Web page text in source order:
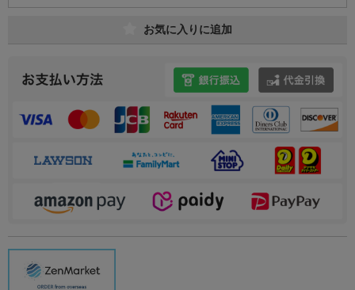
お気に入りに追加